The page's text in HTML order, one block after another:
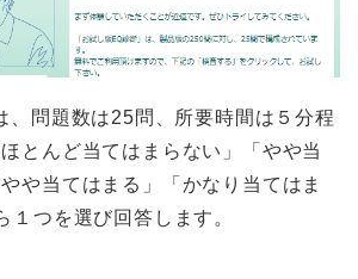
、問題数は25問、所要時間は５分程
とんど当てはまらない」「やや当
や当てはまる」「かなり当てはま
１つを選び回答します。